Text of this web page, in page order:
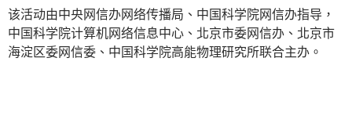
该活动由中央网信办网络传播局、中国科学院网信办指导，
中国科学院计算机网络信息中心、北京市委网信办、北京市
海淀区委网信委、中国科学院高能物理研究所联合主办。